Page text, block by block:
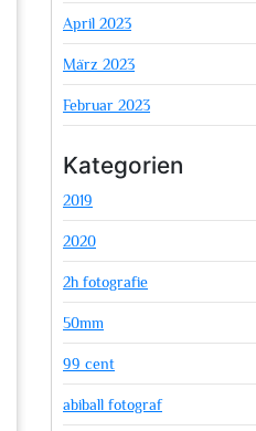
April 2023
März 2023
Februar 2023
Kategorien
2019
2020
2h fotografie
50mm
99 cent
abiball fotograf